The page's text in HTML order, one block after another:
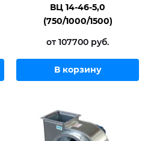
ВЦ 14-46-5,0
(750/1000/1500)
от 107700 руб.
В корзину